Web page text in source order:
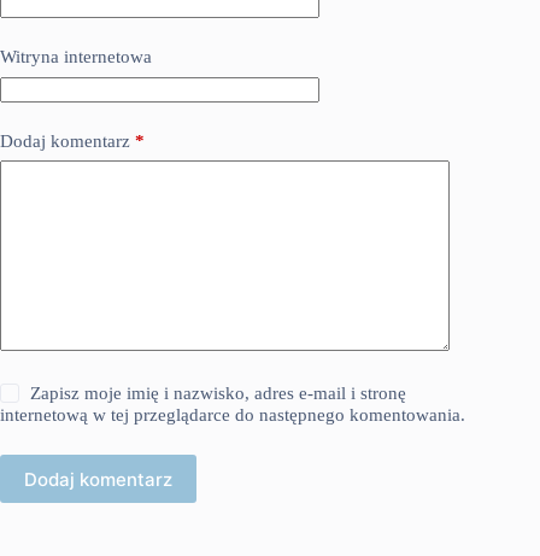
Witryna internetowa
Dodaj komentarz *
Zapisz moje imię i nazwisko, adres e-mail i stronę
internetową w tej przeglądarce do następnego komentowania.
Dodaj komentarz